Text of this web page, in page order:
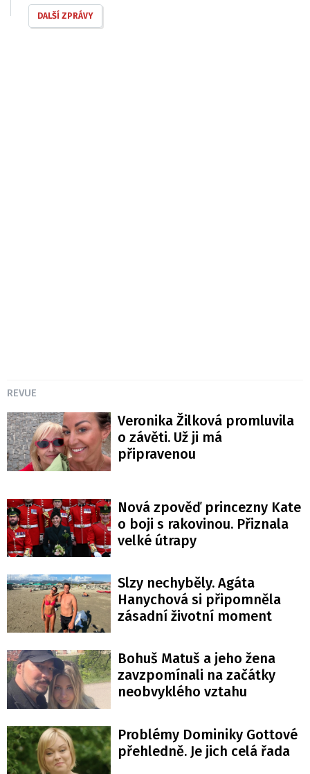
DALŠÍ ZPRÁVY
REVUE
Veronika Žilková promluvila
o závěti. Už ji má
připravenou
Nová zpověď princezny Kate
o boji s rakovinou. Přiznala
velké útrapy
Slzy nechyběly. Agáta
Hanychová si připomněla
zásadní životní moment
Bohuš Matuš a jeho žena
zavzpomínali na začátky
neobvyklého vztahu
Problémy Dominiky Gottové
přehledně. Je jich celá řada